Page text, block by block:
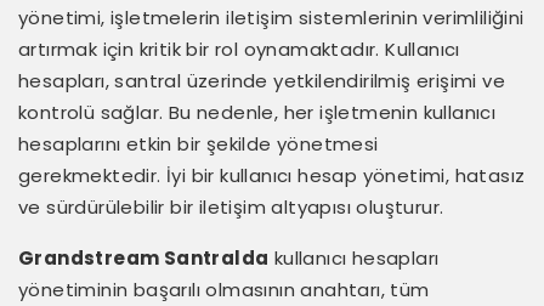
yönetimi, işletmelerin iletişim sistemlerinin verimliliğini
artırmak için kritik bir rol oynamaktadır. Kullanıcı
hesapları, santral üzerinde yetkilendirilmiş erişimi ve
kontrolü sağlar. Bu nedenle, her işletmenin kullanıcı
hesaplarını etkin bir şekilde yönetmesi
gerekmektedir. İyi bir kullanıcı hesap yönetimi, hatasız
ve sürdürülebilir bir iletişim altyapısı oluşturur.
Grandstream Santralda kullanıcı hesapları
yönetiminin başarılı olmasının anahtarı, tüm